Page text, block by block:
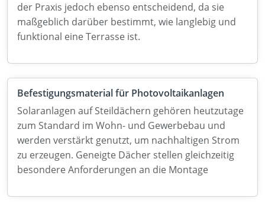
der Praxis jedoch ebenso entscheidend, da sie
maßgeblich darüber bestimmt, wie langlebig und
funktional eine Terrasse ist.
Befestigungsmaterial für Photovoltaikanlagen
Solaranlagen auf Steildächern gehören heutzutage
zum Standard im Wohn- und Gewerbebau und
werden verstärkt genutzt, um nachhaltigen Strom
zu erzeugen. Geneigte Dächer stellen gleichzeitig
besondere Anforderungen an die Montage